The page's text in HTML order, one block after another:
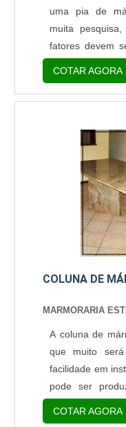
uma pia de
muita
fatores devem
No entanto,
com
esta é uma
modelos e
disponíveis
mármores
COTAR AGORA
COLUNA DE
MARMORARIA
A coluna de
que muito
facilidade em
pode ser
cores e de
alcançar as
COTAR AGORA